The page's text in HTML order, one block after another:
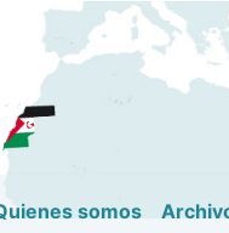
Pasar
al
contenido
somos